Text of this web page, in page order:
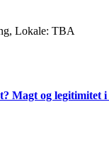
Lokale: TBA
og legitimitet